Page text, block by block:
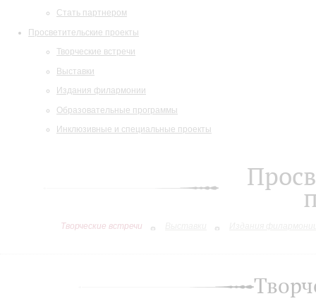
Стать партнером
Просветительские проекты
Творческие встречи
Выставки
Издания филармонии
Образовательные программы
Инклюзивные и специальные проекты
Творческие встречи